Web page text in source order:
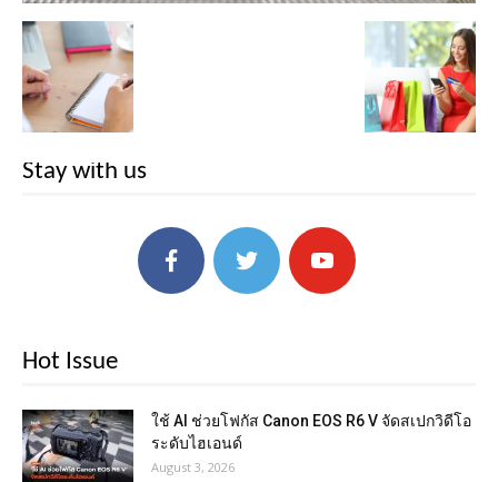
Stay with us
Hot Issue
ใช้ AI ช่วยโฟกัส Canon EOS R6 V จัดสเปกวิดีโอ
ระดับไฮเอนด์
August 3, 2026